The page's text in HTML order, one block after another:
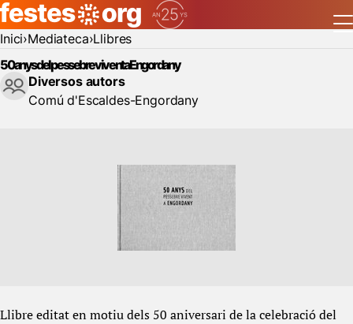
Inici Mediateca Llibres
50 anys del pessebre vivent a Engordany
Diversos autors
Comú d'Escaldes-Engordany
Llibre editat en motiu dels 50 aniversari de la celebració del